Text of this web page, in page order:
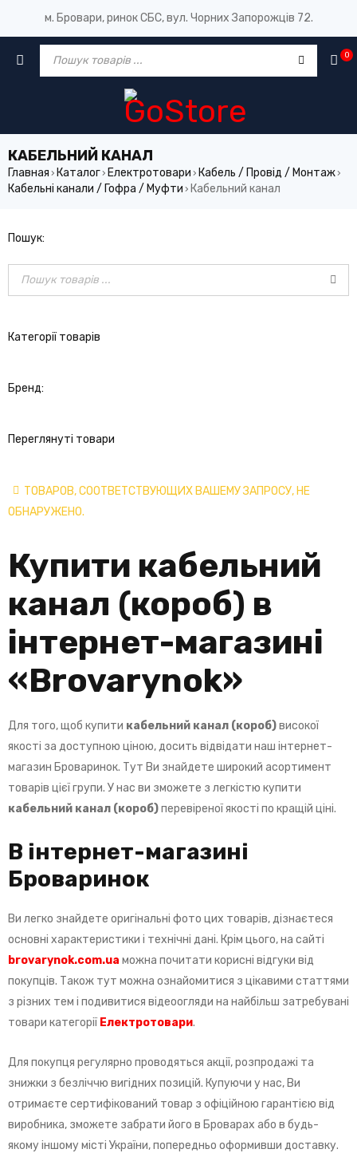
м. Бровари, ринок СБС, вул. Чорних Запорожців 72.
0
КАБЕЛЬНИЙ КАНАЛ
Главная › Каталог› Електротовари › Кабель / Провід / Монтаж›
Кабельні канали / Гофра / Муфти › Кабельний канал
Пошук:
Категорії товарів
Бренд:
Переглянуті товари
ТОВАРОВ, СООТВЕТСТВУЮЩИХ ВАШЕМУ ЗАПРОСУ, НЕ
ОБНАРУЖЕНО.
Купити кабельний
канал (короб) в
інтернет-магазині
«Brovarynok»
Для того, щоб купити кабельний канал (короб)високої
якості за доступною ціною, досить відвідати наш інтернет-
магазин Броваринок. Тут Ви знайдете широкий асортимент
товарів цієї групи. У нас ви зможете з легкістю купити
кабельний канал (короб)перевіреної якості по кращій ціні.
В інтернет-магазині
Броваринок
Ви легко знайдете оригінальні фото цих товарів, дізнаєтеся
основні характеристики і технічні дані. Крім цього, на сайті
brovarynok.com.ua можна почитати корисні відгуки від
покупців. Також тут можна ознайомитися з цікавими статтями
з різних тем і подивитися відеоогляди на найбільш затребувані
товари категорії Електротовари.
Для покупця регулярно проводяться акції, розпродажі та
знижки з безліччю вигідних позицій. Купуючи у нас, Ви
отримаєте сертифікований товар з офіційною гарантією від
виробника, зможете забрати його в Броварах або в будь-
якому іншому місті України, попередньо оформивши доставку.